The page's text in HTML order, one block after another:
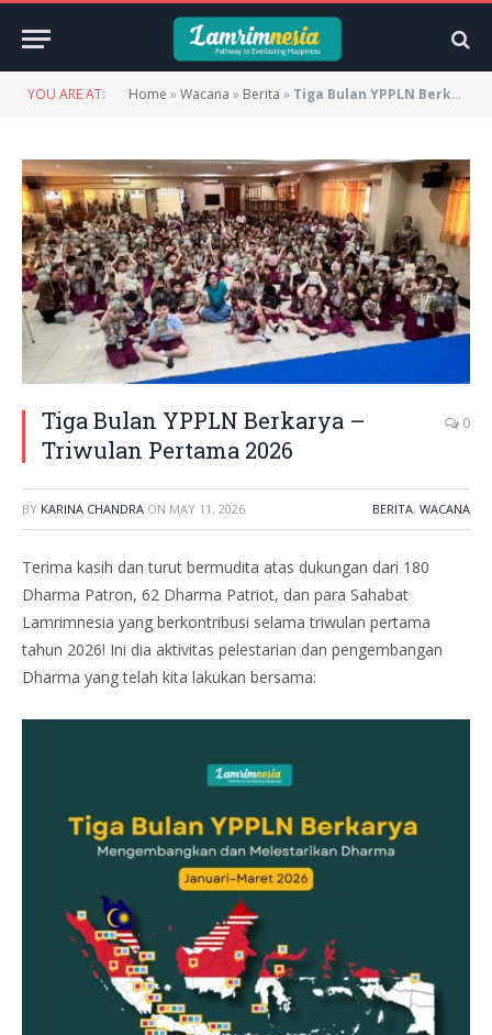
YOU ARE AT: Home »Wacana » Berita » Tiga Bulan YPPLN Berkarya – Triwulan Pertama 2026
Tiga Bulan YPPLN Berkarya –
Triwulan Pertama 2026
0
BY KARINA CHANDRA ON MAY 11, 2026 BERITA, WACANA
Terima kasih dan turut bermudita atas dukungan dari 180
Dharma Patron, 62 Dharma Patriot, dan para Sahabat
Lamrimnesia yang berkontribusi selama triwulan pertama
tahun 2026! Ini dia aktivitas pelestarian dan pengembangan
Dharma yang telah kita lakukan bersama: